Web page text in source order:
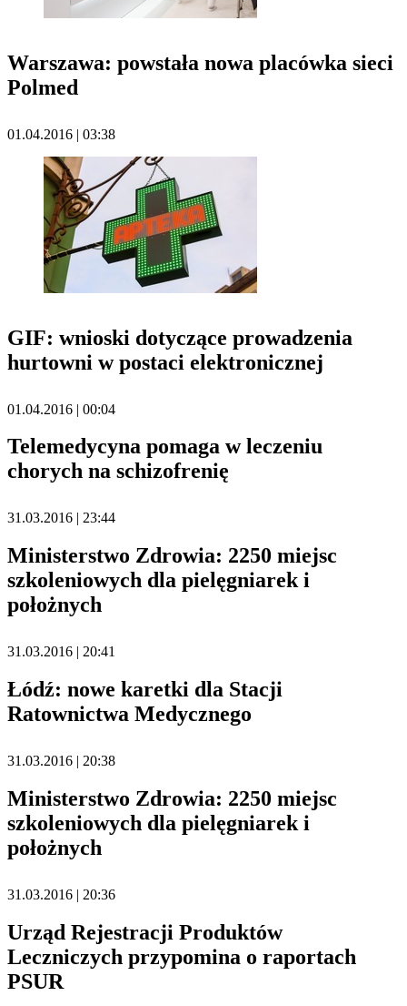
Warszawa: powstała nowa placówka sieci
Polmed
01.04.2016 | 03:38
GIF: wnioski dotyczące prowadzenia
hurtowni w postaci elektronicznej
01.04.2016 | 00:04
Telemedycyna pomaga w leczeniu
chorych na schizofrenię
31.03.2016 | 23:44
Ministerstwo Zdrowia: 2250 miejsc
szkoleniowych dla pielęgniarek i
położnych
31.03.2016 | 20:41
Łódź: nowe karetki dla Stacji
Ratownictwa Medycznego
31.03.2016 | 20:38
Ministerstwo Zdrowia: 2250 miejsc
szkoleniowych dla pielęgniarek i
położnych
31.03.2016 | 20:36
Urząd Rejestracji Produktów
Leczniczych przypomina o raportach
PSUR